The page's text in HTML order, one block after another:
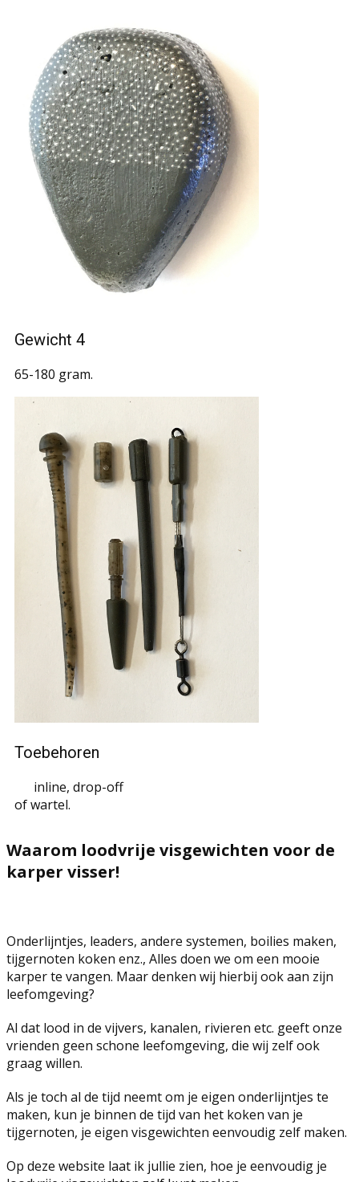
Gewicht 4
65-180 gram.
Toebehoren
inline, drop-off
of wartel.
Waarom loodvrije visgewichten voor de
karper visser!
Onderlijntjes, leaders, andere systemen, boilies maken,
tijgernoten koken enz., Alles doen we om een mooie
karper te vangen. Maar denken wij hierbij ook aan zijn
leefomgeving?
Al dat lood in de vijvers, kanalen, rivieren etc. geeft onze
vrienden geen schone leefomgeving, die wij zelf ook
graag willen.
Als je toch al de tijd neemt om je eigen onderlijntjes te
maken, kun je binnen de tijd van het koken van je
tijgernoten, je eigen visgewichten eenvoudig zelf maken.
Op deze website laat ik jullie zien, hoe je eenvoudig je